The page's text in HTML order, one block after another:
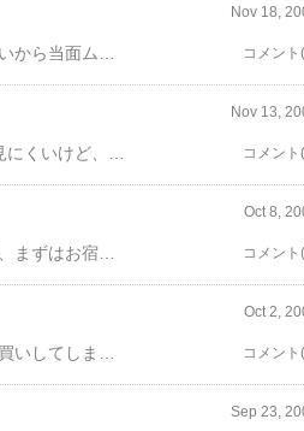
Nov 18,
コメント
Nov 13,
コメント
Oct 8,
コメント
Oct 2,
コメント
Sep 23,